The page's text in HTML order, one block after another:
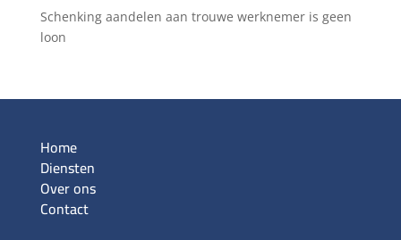
Schenking aandelen aan trouwe werknemer is geen
loon
Home
Diensten
Over ons
Contact